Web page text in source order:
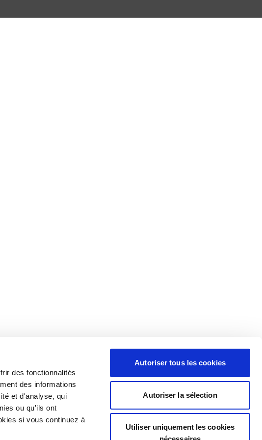
des fonctionnalités
des informations
et d'analyse, qui
ou qu'ils ont
si vous continuez à
Autoriser tous les cookies
Autoriser la sélection
Utiliser uniquement les cookies